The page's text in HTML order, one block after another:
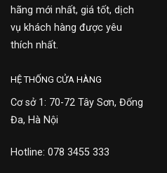
hãng mới nhất, giá tốt, dịch
vụ khách hàng được yêu
thích nhất.
HỆ THỐNG CỬA HÀNG
Cơ sở 1: 70-72 Tây Sơn, Đống
Đa, Hà Nội
Hotline: 078 3455 333